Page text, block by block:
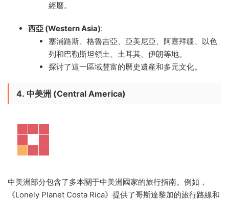
經曆。
西亞 (Western Asia):
塞浦路斯、格魯吉亞、亞美尼亞、阿塞拜疆、以色
列和巴勒斯坦領土、土耳其、伊朗等地。
探讨了這一區域豐富的曆史遺産和多元文化。
4. 中美洲 (Central America)
中美洲部分包含了多本關于中美洲國家的旅行指南。例如，
《Lonely Planet Costa Rica》提供了哥斯達黎加的旅行路線和